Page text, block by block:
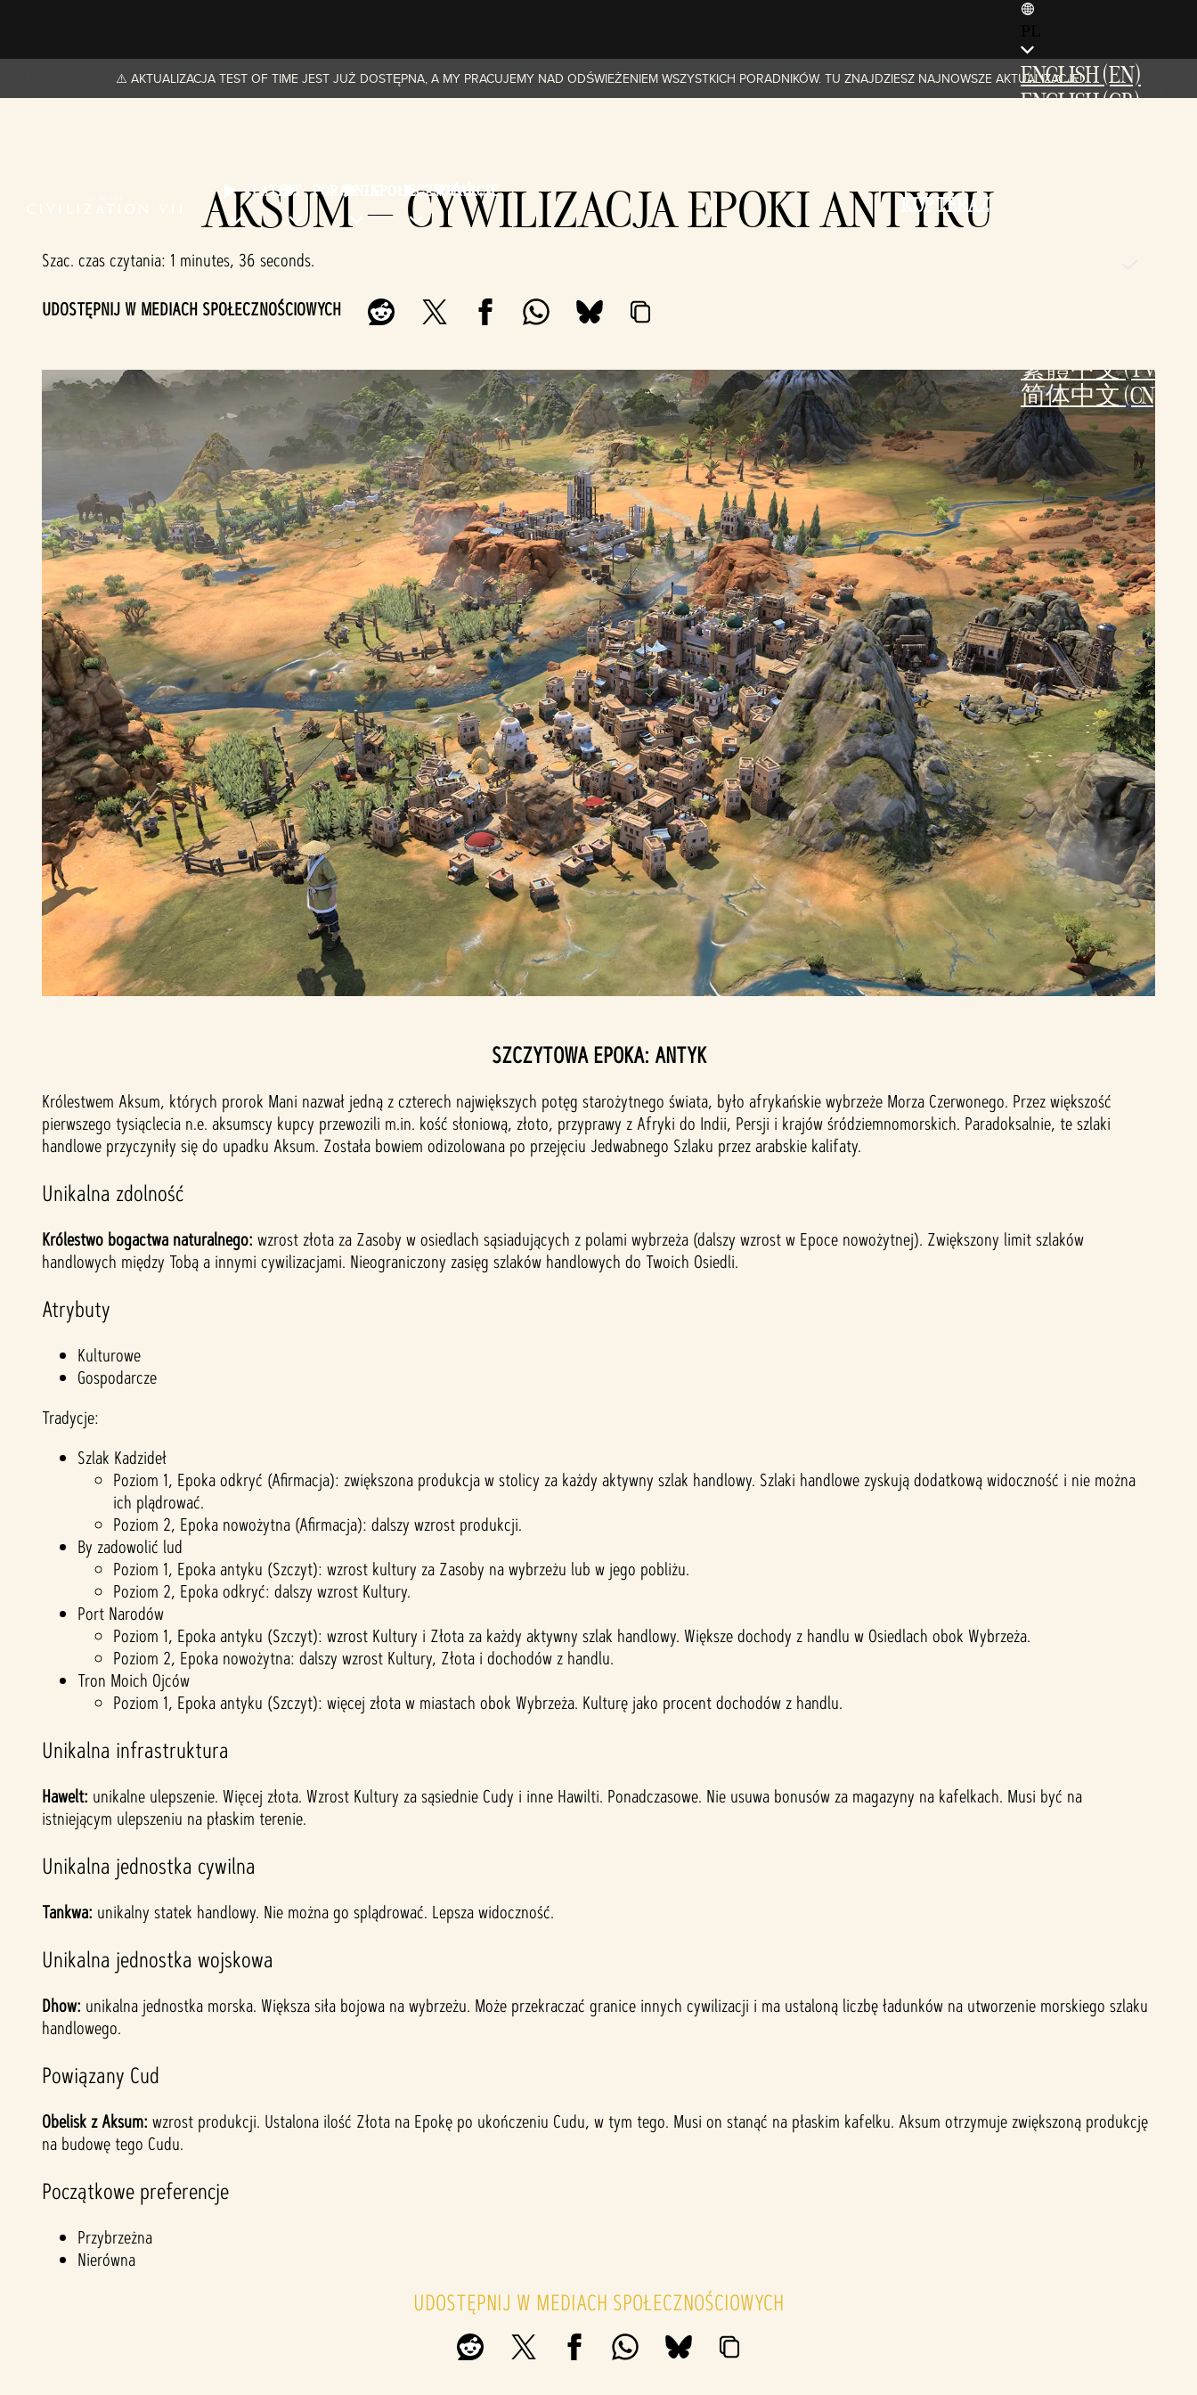
LATEST PORADNIKI SPOŁECZNOŚĆ
WSPARCIE
KUP TERAZ
ENGLISH (EN)
ENGLISH (GB)
繁體中文 (TW)
简体中文 (CN)
⚠️ AKTUALIZACJA TEST OF TIME JEST JUŻ DOSTĘPNA, A MY PRACUJEMY NAD ODŚWIEŻENIEM WSZYSTKICH PORADNIKÓW. TU ZNAJDZIESZ NAJNOWSZE AKTUALIZACJE!
AKSUM – CYWILIZACJA EPOKI ANTYKU
Szac. czas czytania 1 minutes, 36 seconds
UDOSTĘPNIJ W MEDIACH SPOŁECZNOŚCIOWYCH
SZCZYTOWA EPOKA: ANTYK
Królestwem Aksum, których prorok Mani nazwał jedną z czterech największych potęg starożytnego świata, było afrykańskie wybrzeże Morza Czerwonego. Przez większość
pierwszego tysiąclecia n.e. aksumscy kupcy przewozili m.in. kość słoniową, złoto, przyprawy z Afryki do Indii, Persji i krajów śródziemnomorskich. Paradoksalnie, te szlaki
handlowe przyczyniły się do upadku Aksum. Została bowiem odizolowana po przejęciu Jedwabnego Szlaku przez arabskie kalifaty.
Unikalna zdolność
Królestwo bogactwa naturalnego: wzrost złota za Zasoby w osiedlach sąsiadujących z polami wybrzeża (dalszy wzrost w Epoce nowożytnej). Zwiększony limit szlaków
handlowych między Tobą a innymi cywilizacjami. Nieograniczony zasięg szlaków handlowych do Twoich Osiedli.
Atrybuty
Kulturowe
Gospodarcze
Tradycje:
Szlak Kadzideł
Poziom 1, Epoka odkryć (Afirmacja): zwiększona produkcja w stolicy za każdy aktywny szlak handlowy. Szlaki handlowe zyskują dodatkową widoczność i nie można
ich plądrować.
Poziom 2, Epoka nowożytna (Afirmacja): dalszy wzrost produkcji.
By zadowolić lud
Poziom 1, Epoka antyku (Szczyt): wzrost kultury za Zasoby na wybrzeżu lub w jego pobliżu.
Poziom 2, Epoka odkryć: dalszy wzrost Kultury.
Port Narodów
Poziom 1, Epoka antyku (Szczyt): wzrost Kultury i Złota za każdy aktywny szlak handlowy. Większe dochody z handlu w Osiedlach obok Wybrzeża.
Poziom 2, Epoka nowożytna: dalszy wzrost Kultury, Złota i dochodów z handlu.
Tron Moich Ojców
Poziom 1, Epoka antyku (Szczyt): więcej złota w miastach obok Wybrzeża. Kulturę jako procent dochodów z handlu.
Unikalna infrastruktura
Hawelt: unikalne ulepszenie. Więcej złota. Wzrost Kultury za sąsiednie Cudy i inne Hawilti. Ponadczasowe. Nie usuwa bonusów za magazyny na kafelkach. Musi być na
istniejącym ulepszeniu na płaskim terenie.
Unikalna jednostka cywilna
Tankwa: unikalny statek handlowy. Nie można go splądrować. Lepsza widoczność.
Unikalna jednostka wojskowa
Dhow: unikalna jednostka morska. Większa siła bojowa na wybrzeżu. Może przekraczać granice innych cywilizacji i ma ustaloną liczbę ładunków na utworzenie morskiego szlaku
handlowego.
Powiązany Cud
Obelisk z Aksum: wzrost produkcji. Ustalona ilość Złota na Epokę po ukończeniu Cudu, w tym tego. Musi on stanąć na płaskim kafelku. Aksum otrzymuje zwiększoną produkcję
na budowę tego Cudu.
Początkowe preferencje
Przybrzeżna
Nierówna
UDOSTĘPNIJ W MEDIACH SPOŁECZNOŚCIOWYCH